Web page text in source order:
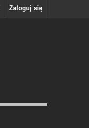
Zaloguj się